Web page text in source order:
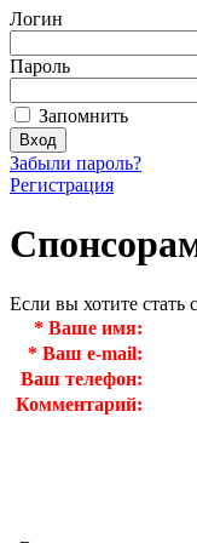
Логин
Пароль
Запомнить
Забыли пароль?
Регистрация
Если вы хотите стать
* Ваше имя:
* Ваш e-mail:
Ваш телефон:
Комментарий: